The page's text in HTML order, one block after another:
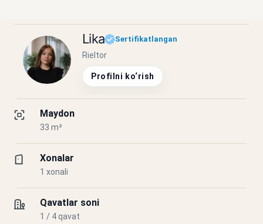
Lika Sertifikatlangan
Rieltor
Profilni ko‘rish
Maydon
33 m²
Xonalar
1 xonali
Qavatlar soni
1 / 4 qavat